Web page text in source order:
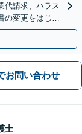
代請求、ハラス
の変更をはじ
】
お問い合わせ
士